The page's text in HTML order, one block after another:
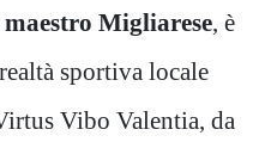
maestro Migliarese, è
sportiva locale
Vibo Valentia, da